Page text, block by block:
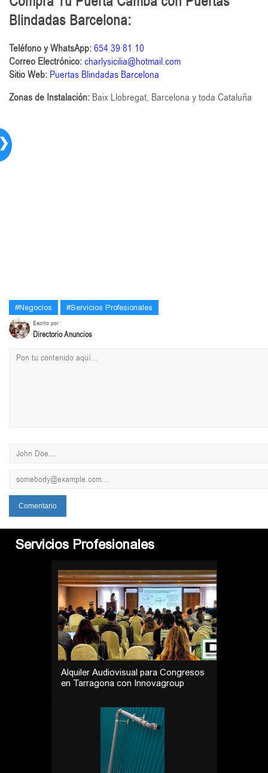
Blindadas Barcelona:
Teléfono y WhatsApp:654 39 81 10
Correo Electrónico:charlysicilia@hotmail.com
Sitio Web: Puertas Blindadas Barcelona
Zonas de Instalación: Baix Llobregat, Barcelona y toda Cataluña
#Negocios #Servicios Profesionales
Escrito por
Directorio Anuncios
Servicios Profesionales
Alquiler Audiovisual para Congresos
en Tarragona con Innovagroup